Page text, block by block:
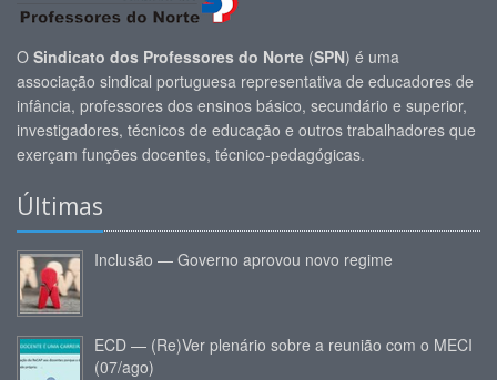
O Sindicato dos Professores do Norte (SPN) é uma
associação sindical portuguesa representativa de educadores de
infância, professores dos ensinos básico, secundário e superior,
investigadores, técnicos de educação e outros trabalhadores que
exerçam funções docentes, técnico-pedagógicas.
Últimas
Inclusão — Governo aprovou novo regime
ECD — (Re)Ver plenário sobre a reunião com o MECI
(07/ago)